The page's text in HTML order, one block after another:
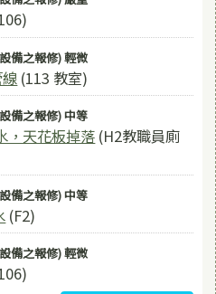
備之報修) 輕微
(113 教室)
備之報修) 中等
，天花板掉落 (H2教職員廁
備之報修) 中等
(F2)
備之報修) 輕微